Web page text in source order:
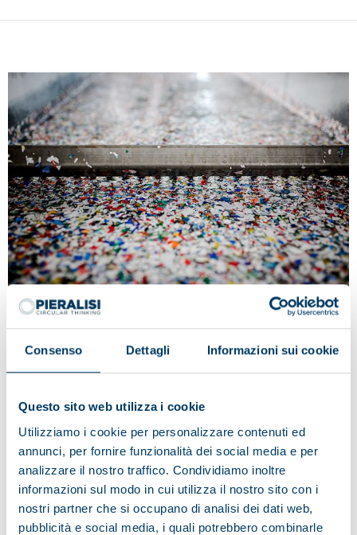
Consenso Dettagli Informazioni sui cookie
Questo sito web utilizza i cookie
Utilizziamo i cookie per personalizzare contenuti ed
annunci, per fornire funzionalità dei social media e per
analizzare il nostro traffico. Condividiamo inoltre
informazioni sul modo in cui utilizza il nostro sito con i
nostri partner che si occupano di analisi dei dati web,
pubblicità e social media, i quali potrebbero combinarle
Reciclaje y recuperación
Pieralisi es líder mundial en tecnologías de separación
competencia de los especialistas del área de reciclaje y
recuperación permite ofrecer soluciones de
procesamiento que fijan los estándares de referencia
mundiales de ahorro, eficiencia, sostenibilidad y
protección del medio ambiente en los procesos de
reciclaje.